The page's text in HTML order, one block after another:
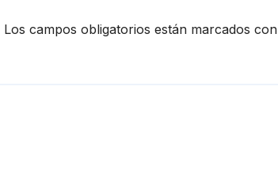
Los campos obligatorios están marcados con